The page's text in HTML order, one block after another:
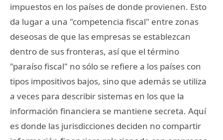
impuestos en los países de donde provienen. Esto
da lugar a una "competencia fiscal" entre zonas
deseosas de que las empresas se establezcan
dentro de sus fronteras, así que el término
"paraíso fiscal" no sólo se refiere a los países con
tipos impositivos bajos, sino que además se utiliza
a veces para describir sistemas en los que la
información financiera se mantiene secreta. Aquí
es donde las jurisdicciones deciden no compartir